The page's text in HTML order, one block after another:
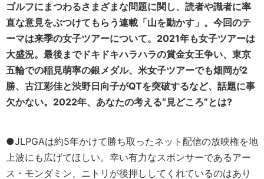
ゴルフにまつわるさまざまな問題に関し、読者や識者に率
直な意見をぶつけてもらう連載「山を動かす」。今回のテ
ーマは来季の女子ツアーについて。 2021年も女子ツアーは
大盛況。最後までドキドキハラハラの賞金女王争い、東京
五輪での稲見萌寧の銀メダル、米女子ツアーでも畑岡が2
勝、古江彩佳と渋野日向子がQTを突破するなど、話題に事
欠かない。2022年、あなたの考える“見どころ”とは?
●JLPGAは約5年かけて勝ち取ったネット配信の放映権を地
上波にも広げてほしい。幸い有力なスポンサーであるアー
ス・モンダミン、ニトリが後押ししてくれているのはあり